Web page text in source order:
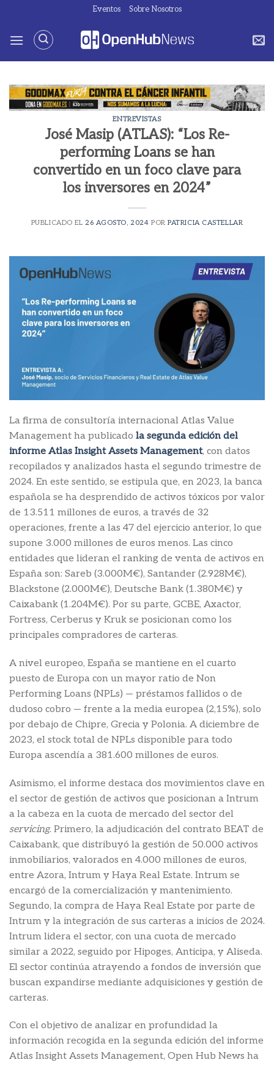
contenido
Eventos Sobre Nosotros
ENTREVISTAS
José Masip (ATLAS): “Los Re-
performing Loans se han
convertido en un foco clave para
los inversores en 2024”
PUBLICADO EL 26 AGOSTO, 2024 PORPATRICIA CASTELLAR
La firma de consultoría internacional Atlas Value
Management ha publicado la segunda edición del
informe Atlas Insight Assets Management, con datos
recopilados y analizados hasta el segundo trimestre de
2024. En este sentido, se estipula que, en 2023, la banca
española se ha desprendido de activos tóxicos por valor
de 13.511 millones de euros, a través de 32
operaciones, frente a las 47 del ejercicio anterior, lo que
supone 3.000 millones de euros menos. Las cinco
entidades que lideran el ranking de venta de activos en
España son: Sareb (3.000M€), Santander (2.928M€),
Blackstone (2.000M€), Deutsche Bank (1.380M€) y
Caixabank (1.204M€). Por su parte, GCBE, Axactor,
Fortress, Cerberus y Kruk se posicionan como los
principales compradores de carteras.
A nivel europeo, España se mantiene en el cuarto
puesto de Europa con un mayor ratio de Non
Performing Loans (NPLs) — préstamos fallidos o de
dudoso cobro — frente a la media europea (2,15%), solo
por debajo de Chipre, Grecia y Polonia. A diciembre de
2023, el stock total de NPLs disponible para todo
Europa ascendía a 381.600 millones de euros.
Asimismo, el informe destaca dos movimientos clave en
el sector de gestión de activos que posicionan a Intrum
a la cabeza en la cuota de mercado del sector del
servicing. Primero, la adjudicación del contrato BEAT de
Caixabank, que distribuyó la gestión de 50.000 activos
inmobiliarios, valorados en 4.000 millones de euros,
entre Azora, Intrum y Haya Real Estate. Intrum se
encargó de la comercialización y mantenimiento.
Segundo, la compra de Haya Real Estate por parte de
Intrum y la integración de sus carteras a inicios de 2024.
Intrum lidera el sector, con una cuota de mercado
similar a 2022, seguido por Hipoges, Anticipa, y Aliseda.
El sector continúa atrayendo a fondos de inversión que
buscan expandirse mediante adquisiciones y gestión de
carteras.
Con el objetivo de analizar en profundidad la
información recogida en la segunda edición del informe
Atlas Insight Assets Management, Open Hub News ha